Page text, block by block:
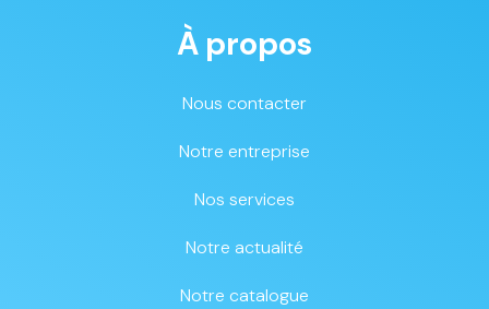
À propos
Nous contacter
Notre entreprise
Nos services
Notre actualité
Notre catalogue